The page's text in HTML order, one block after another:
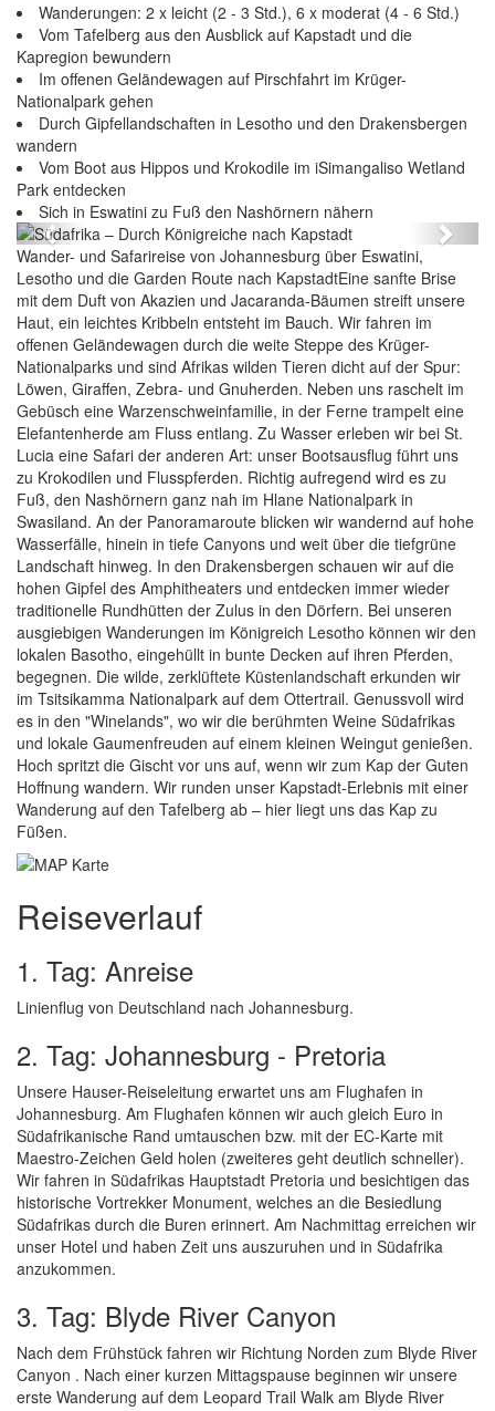
Wanderungen: 2 x leicht (2 - 3 Std.), 6 x moderat (4 - 6 Std.)
Vom Tafelberg aus den Ausblick auf Kapstadt und die
Kapregion bewundern
Im offenen Geländewagen auf Pirschfahrt im Krüger-
Nationalpark gehen
Durch Gipfellandschaften in Lesotho und den Drakensbergen
wandern
Vom Boot aus Hippos und Krokodile im iSimangaliso Wetland
Park entdecken
Sich in Eswatini zu Fuß den Nashörnern nähern
Südafrika – Durch Königreiche nach Kapstadt
Previous Next
Wander- und Safarireise von Johannesburg über Eswatini,
Lesotho und die Garden Route nach KapstadtEine sanfte Brise
mit dem Duft von Akazien und Jacaranda-Bäumen streift unsere
Haut, ein leichtes Kribbeln entsteht im Bauch. Wir fahren im
offenen Geländewagen durch die weite Steppe des Krüger-
Nationalparks und sind Afrikas wilden Tieren dicht auf der Spur:
Löwen, Giraffen, Zebra- und Gnuherden. Neben uns raschelt im
Gebüsch eine Warzenschweinfamilie, in der Ferne trampelt eine
Elefantenherde am Fluss entlang. Zu Wasser erleben wir bei St.
Lucia eine Safari der anderen Art: unser Bootsausflug führt uns
zu Krokodilen und Flusspferden. Richtig aufregend wird es zu
Fuß, den Nashörnern ganz nah im Hlane Nationalpark in
Swasiland. An der Panoramaroute blicken wir wandernd auf hohe
Wasserfälle, hinein in tiefe Canyons und weit über die tiefgrüne
Landschaft hinweg. In den Drakensbergen schauen wir auf die
hohen Gipfel des Amphitheaters und entdecken immer wieder
traditionelle Rundhütten der Zulus in den Dörfern. Bei unseren
ausgiebigen Wanderungen im Königreich Lesotho können wir den
lokalen Basotho, eingehüllt in bunte Decken auf ihren Pferden,
begegnen. Die wilde, zerklüftete Küstenlandschaft erkunden wir
im Tsitsikamma Nationalpark auf dem Ottertrail. Genussvoll wird
es in den "Winelands", wo wir die berühmten Weine Südafrikas
und lokale Gaumenfreuden auf einem kleinen Weingut genießen.
Hoch spritzt die Gischt vor uns auf, wenn wir zum Kap der Guten
Hoffnung wandern. Wir runden unser Kapstadt-Erlebnis mit einer
Wanderung auf den Tafelberg ab – hier liegt uns das Kap zu
Füßen.
Reiseverlauf
1. Tag: Anreise
Linienflug von Deutschland nach Johannesburg.
2. Tag: Johannesburg - Pretoria
Unsere Hauser-Reiseleitung erwartet uns am Flughafen in
Johannesburg. Am Flughafen können wir auch gleich Euro in
Südafrikanische Rand umtauschen bzw. mit der EC-Karte mit
Maestro-Zeichen Geld holen (zweiteres geht deutlich schneller).
Wir fahren in Südafrikas Hauptstadt Pretoria und besichtigen das
historische Vortrekker Monument, welches an die Besiedlung
Südafrikas durch die Buren erinnert. Am Nachmittag erreichen wir
unser Hotel und haben Zeit uns auszuruhen und in Südafrika
anzukommen.
3. Tag: Blyde River Canyon
Nach dem Frühstück fahren wir Richtung Norden zum Blyde River
Canyon . Nach einer kurzen Mittagspause beginnen wir unsere
erste Wanderung auf dem Leopard Trail Walk am Blyde River